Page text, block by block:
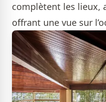
complètent les lieux,
offrant une vue sur